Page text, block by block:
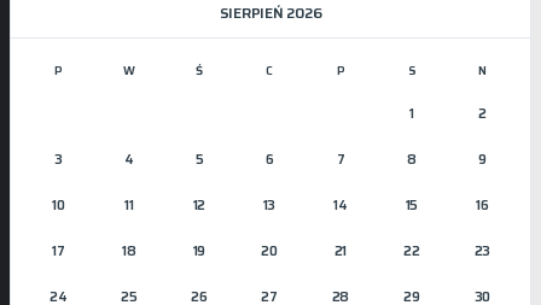
SIERPIEŃ 2026
P W Ś C P S N
1 2
3 4 5 6 7 8 9
10 11 12 13 14 15 16
17 18 19 20 21 22 23
24 25 26 27 28 29 30